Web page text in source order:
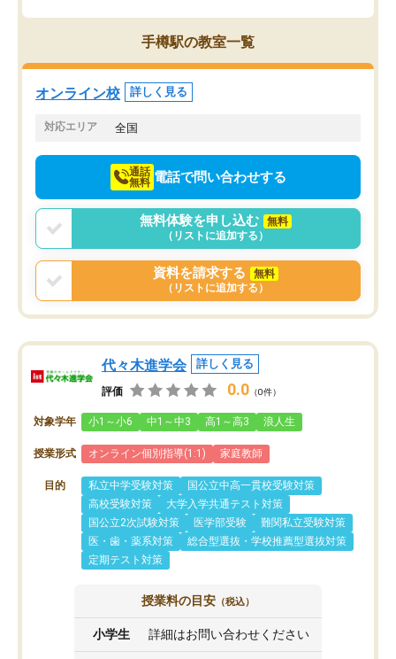
手樽駅の教室一覧
オンライン校 詳しく見る
対応エリア 全国
通話
無料 電話で問い合わせする
無料体験を申し込む
無料
（リストに追加する）
資料を請求する
無料
（リストに追加する）
代々木進学会 詳しく見る
評価 0.0 （0件）
対象学年 小1～小6 中1～中3 高1～高3 浪人生
授業形式 オンライン個別指導(1:1) 家庭教師
目的 私立中学受験対策
国公立中高一貫校受験対策
高校受験対策
大学入学共通テスト対策
国公立2次試験対策
医学部受験
難関私立受験対策
医・歯・薬系対策
総合型選抜・学校推薦型選抜対策
定期テスト対策
授業料の目安 （税込）
小学生 詳細はお問い合わせください